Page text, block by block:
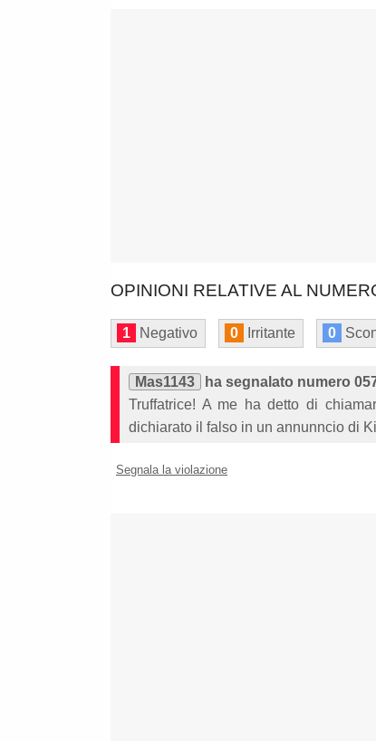
OPINIONI RELATIVE AL
1 Negativo 0 Irritante 0
Mas1143
ha segnalato numero
Truffatrice! A me ha detto di
dichiarato il falso in un annunncio di
Segnala la violazione